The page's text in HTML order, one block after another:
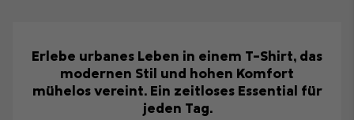
Erlebe urbanes Leben in einem T-Shirt, das
modernen Stil und hohen Komfort
mühelos vereint. Ein zeitloses Essential für
jeden Tag.